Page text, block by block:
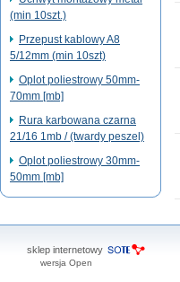
(min 10szt.)
Przepust kablowy A8
5/12mm (min 10szt)
Oplot poliestrowy 50mm-
70mm [mb]
Rura karbowana czarna
21/16 1mb / (twardy peszel)
Oplot poliestrowy 30mm-
50mm [mb]
sklep internetowy
wersja Open